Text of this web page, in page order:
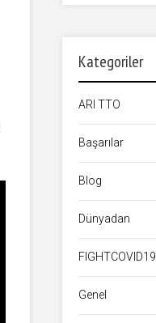
Kategoriler
ARI TTO
Başarılar
Blog
Dünyadan
FIGHTCOVID19
Genel